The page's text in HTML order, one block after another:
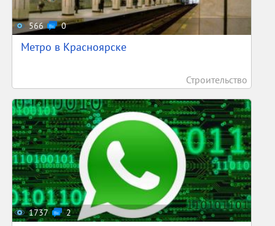
566 0
Метро в Красноярске
Строительство
1737 2